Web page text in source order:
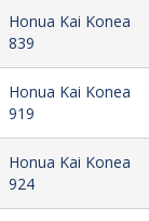
Honua Kai Konea
839
Honua Kai Konea
919
Honua Kai Konea
924